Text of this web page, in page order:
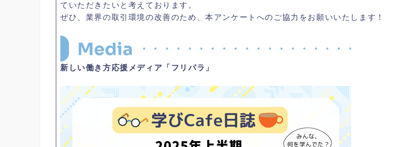
ていただきたいと考えております。
ぜひ、業界の取引環境の改善のため、本アンケートへのご協力をお願いいたします！
新しい働き方応援メディア「フリパラ」